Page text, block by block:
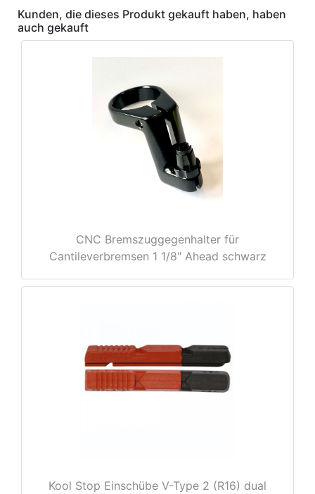
Kunden, die dieses Produkt gekauft haben, haben
auch gekauft
CNC Bremszuggegenhalter für
Cantileverbremsen 1 1/8" Ahead schwarz
Kool Stop Einschübe V-Type 2 (R16) dual